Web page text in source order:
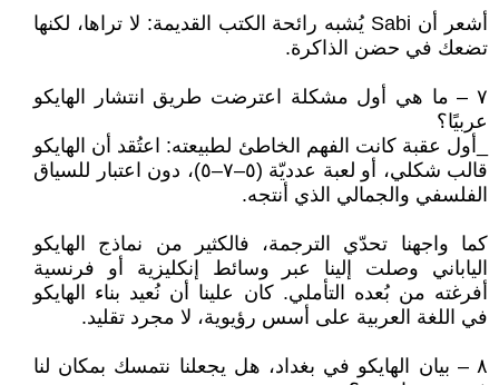
أشعر أن Sabi يُشبه رائحة الكتب القديمة: لا تراها، لكنها
تضعك في حضن الذاكرة.
٧ – ما هي أول مشكلة اعترضت طريق انتشار الهايكو
عربيًا؟
_أول عقبة كانت الفهم الخاطئ لطبيعته: اعتُقد أن الهايكو
قالب شكلي، أو لعبة عدديّة (٥–٧–٥)، دون اعتبار للسياق
الفلسفي والجمالي الذي أنتجه.
كما واجهنا تحدّي الترجمة، فالكثير من نماذج الهايكو
الياباني وصلت إلينا عبر وسائط إنكليزية أو فرنسية
أفرغته من بُعده التأملي. كان علينا أن نُعيد بناء الهايكو
في اللغة العربية على أسس رؤيوية، لا مجرد تقليد.
٨ – بيان الهايكو في بغداد، هل يجعلنا نتمسك بمكان لنا